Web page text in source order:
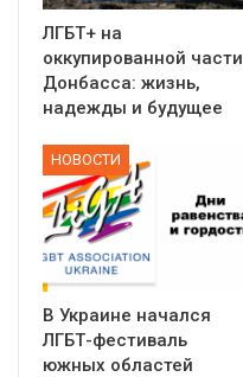
ЛГБТ+ на
оккупированной части
Донбасса: жизнь,
надежды и будущее
НОВОСТИ
В Украине начался
ЛГБТ-фестиваль
южных областей